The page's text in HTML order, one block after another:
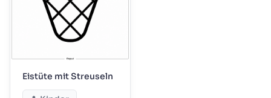
Eistüte mit Streuseln